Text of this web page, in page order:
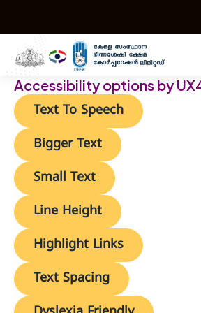
Accessibility options by
Text To Speech
Bigger Text
Small Text
Line Height
Highlight Links
Text Spacing